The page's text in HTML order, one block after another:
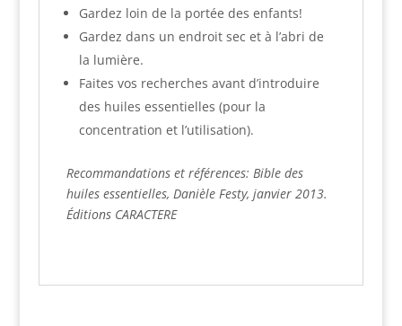
Gardez loin de la portée des enfants!
Gardez dans un endroit sec et à l’abri de
la lumière.
Faites vos recherches avant d’introduire
des huiles essentielles (pour la
concentration et l’utilisation).
Recommandations et références: Bible des
huiles essentielles, Danièle Festy, janvier 2013.
Éditions CARACTERE